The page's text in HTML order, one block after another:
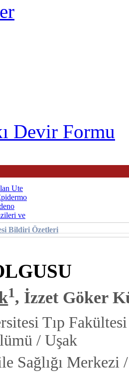
Devir Formu
Ute
ve
Bildiri Özetleri
1, İzzet Göker
Tıp
/ Uşak
Sağlığı Merkezi